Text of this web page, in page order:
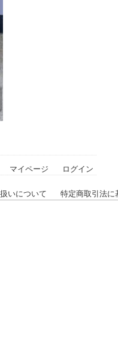
マイページ ログイン
いについて 特定商取引法に